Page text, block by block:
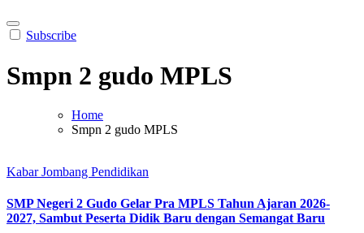
Subscribe
Smpn 2 gudo MPLS
Home
Smpn 2 gudo MPLS
Kabar Jombang Pendidikan
SMP Negeri 2 Gudo Gelar Pra MPLS Tahun Ajaran 2026-
2027, Sambut Peserta Didik Baru dengan Semangat Baru